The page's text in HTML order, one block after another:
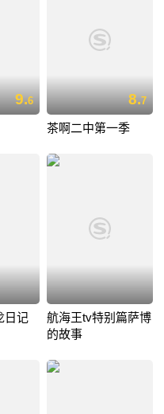
9.6 8.7
茶啊二中第一季
日记
航海王tv特别篇萨博
的故事